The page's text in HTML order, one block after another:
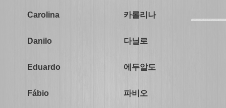
Carolina 카롤리나
Danilo 다닐로
Eduardo 에두알도
Fábio 파비오